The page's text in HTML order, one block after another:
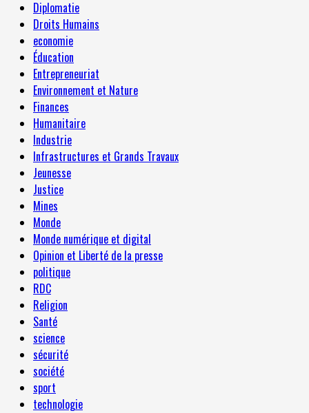
Diplomatie
Droits Humains
economie
Éducation
Entrepreneuriat
Environnement et Nature
Finances
Humanitaire
Industrie
Infrastructures et Grands Travaux
Jeunesse
Justice
Mines
Monde
Monde numérique et digital
Opinion et Liberté de la presse
politique
RDC
Religion
Santé
science
sécurité
société
sport
technologie